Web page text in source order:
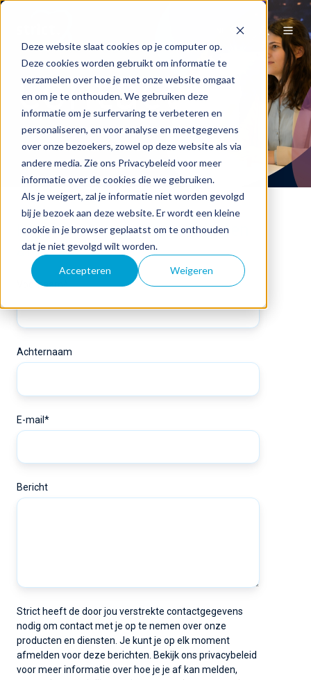
Deze website slaat cookies op je computer op.
Deze cookies worden gebruikt om informatie te
verzamelen over hoe je met onze website omgaat
en om je te onthouden. We gebruiken deze
informatie om je surfervaring te verbeteren en
personaliseren, en voor analyse en meetgegevens
over onze bezoekers, zowel op deze website als via
andere media. Zie ons Privacybeleid voor meer
informatie over de cookies die we gebruiken.
Als je weigert, zal je informatie niet worden gevolgd
bij je bezoek aan deze website. Er wordt een kleine
cookie in je browser geplaatst om te onthouden
dat je niet gevolgd wilt worden.
Accepteren Weigeren
Contact
Heb je een vraag of wil je een
afspraak maken?
Voornaam*
Achternaam
E-mail *
Bericht
Strict heeft de door jou verstrekte contactgegevens
nodig om contact met je op te nemen over onze
producten en diensten. Je kunt je op elk moment
afmelden voor deze berichten. Bekijk ons privacybeleid
voor meer informatie over hoe je je af kan melden,